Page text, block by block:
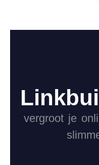
vergroot je